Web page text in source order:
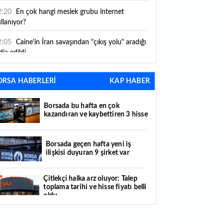
Caine'in İran savaşından "çıkış yolu" aradığı
edildi
"Esnaf ve sanatkara bu yılın ilk yarısında
75 milyar lira finansman sağladık"
Yaratıcılık ve ticaret bir araya geldi: İşte
yeni girişimcilik alanı
paylarının tamamını devralıyor
bölgeye canlılık getirdi
Küresel piyasalarda yeni haftada takip
4 gelişme hangileri olacak?
HABERLERİ KAP HABER
Borsada bu hafta en çok
kazandıran ve kaybettiren 3 hisse
Borsada geçen hafta yeni iş
ilişkisi duyuran 9 şirket var
Çitlekçi halka arz oluyor: Talep
toplama tarihi ve hisse fiyatı belli
oldu